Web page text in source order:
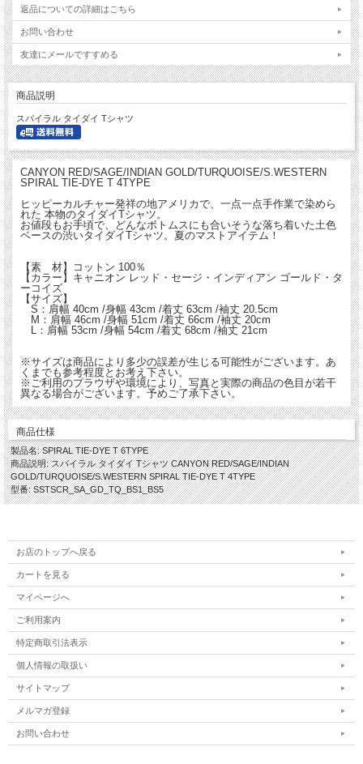
返品についての詳細はこちら
お問い合わせ
友達にメールですすめる
商品説明
スパイラル タイダイ Tシャツ
CANYON RED/SAGE/INDIAN GOLD/TURQUOISE/S.WESTERN
SPIRAL TIE-DYE T 4TYPE
ヒッピーカルチャー発祥の地アメリカで、一点一点手作業で染めら
れた 本物のタイダイTシャツ。
お値段もお手頃で、どんなボトムスにも合いそうな落ち着いた土色
ベースの渋いタイダイTシャツ。夏のマストアイテム！
【素 材】コットン 100％
【カラー】キャニオン レッド・セージ・インディアン ゴールド・タ
ーコイズ
【サイズ】
S：肩幅 40cm /身幅 43cm /着丈 63cm /袖丈 20.5cm
M：肩幅 46cm /身幅 51cm /着丈 66cm /袖丈 20cm
L：肩幅 53cm /身幅 54cm /着丈 68cm /袖丈 21cm
※サイズは商品により多少の誤差が生じる可能性がございます。あ
くまでも参考程度とお考え下さい。
※ご利用のプラウザや環境により、写真と実際の商品の色目が若干
異なる場合がございます。予めご了承下さい。
商品仕様
製品名: SPIRAL TIE-DYE T 6TYPE
商品説明: スパイラル タイダイ Tシャツ CANYON RED/SAGE/INDIAN
GOLD/TURQUOISE/S.WESTERN SPIRAL TIE-DYE T 4TYPE
型番: SSTSCR_SA_GD_TQ_BS1_BS5
お店のトップへ戻る
カートを見る
マイページへ
ご利用案内
特定商取引法表示
個人情報の取扱い
サイトマップ
メルマガ登録
お問い合わせ